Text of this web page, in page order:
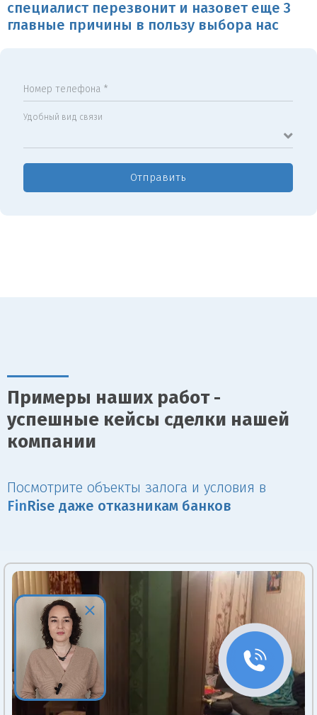
специалист перезвонит и назовет еще 3
главные причины в пользу выбора нас
Номер телефона *
Удобный вид связи
Отправить
Примеры наших работ -
успешные кейсы сделки нашей
компании
Посмотрите объекты залога и условия в
Fin Rise даже отказникам банков